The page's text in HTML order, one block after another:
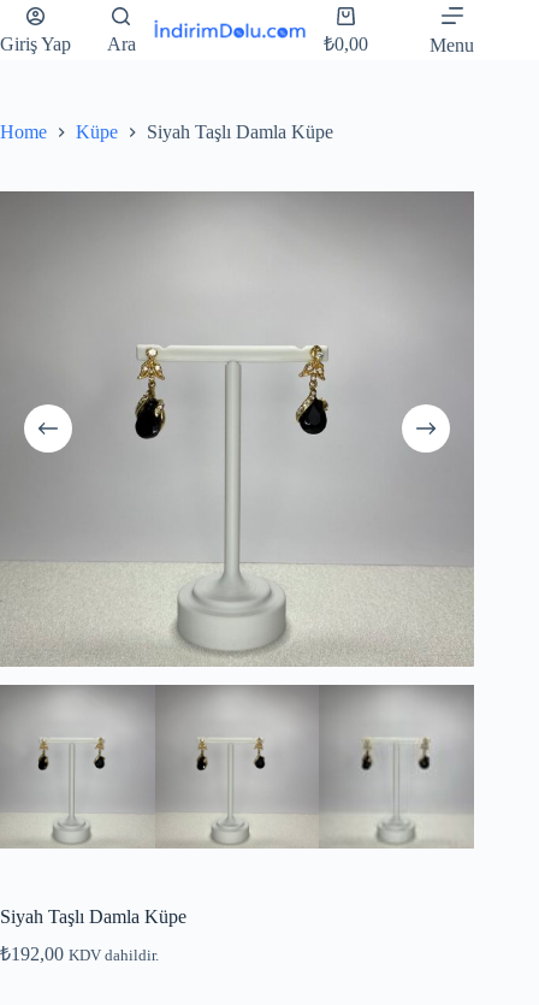
Giriş Yap Ara ₺0,00 Menu
Home Küpe Siyah Taşlı Damla Küpe
Siyah Taşlı Damla Küpe
₺192,00 KDV dahildir.